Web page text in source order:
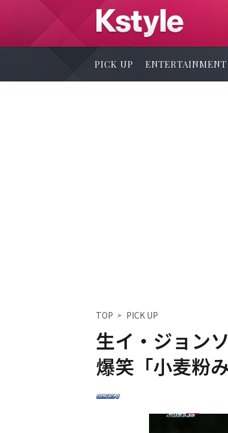
PICK UP ENTERTAINMENT
TOP PICK UP
生イ・ジョン
爆笑「小麦粉み